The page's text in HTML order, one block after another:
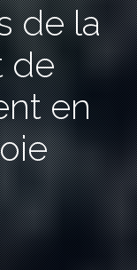
de la
de
en